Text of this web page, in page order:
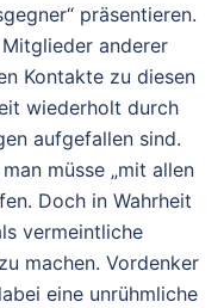
präsentieren.
anderer
Kontakte zu diesen
wiederholt durch
aufgefallen sind.
müsse „mit allen
Doch in Wahrheit
vermeintliche
machen. Vordenker
eine unrühmliche